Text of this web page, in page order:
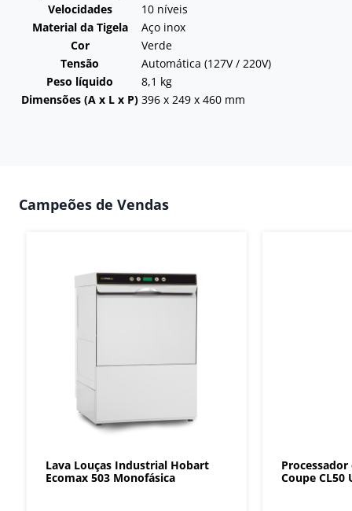
Velocidades
10 níveis
Material da Tigela
Aço inox
Cor
Verde
Tensão
Automática (127V / 220V)
Peso líquido
8,1 kg
Dimensões (A x L x P) 396 x 249 x 460 mm
Campeões de Vendas
Lava Louças Industrial Hobart
Ecomax 503 Monofásica
Coupe CL50